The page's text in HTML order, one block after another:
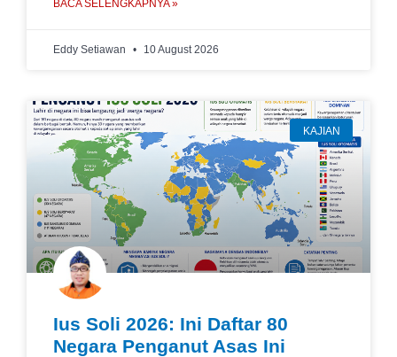
BACA SELENGKAPNYA »
Eddy Setiawan 10 August 2026
KAJIAN
Ius Soli 2026: Ini Daftar 80
Negara Penganut Asas Ini